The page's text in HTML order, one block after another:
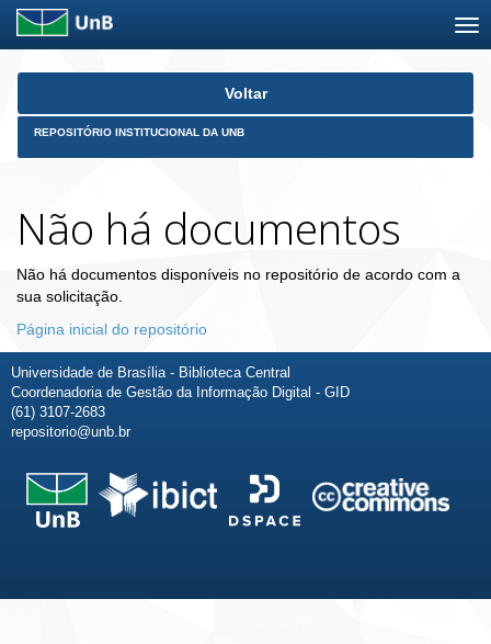
Skip
Voltar
REPOSITÓRIO INSTITUCIONAL DA UNB
Não há documentos
Não há documentos disponíveis no repositório de acordo com a
sua solicitação.
Página inicial do repositório
Universidade de Brasília - Biblioteca Central
Coordenadoria de Gestão da Informação Digital - GID
(61) 3107-2683
repositorio@unb.br